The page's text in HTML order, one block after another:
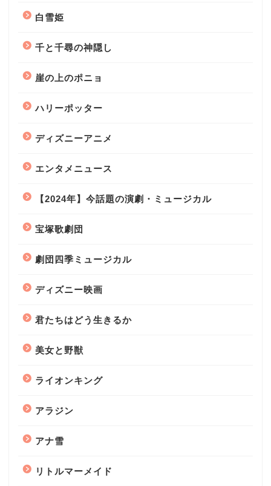
白雪姫
千と千尋の神隠し
崖の上のポニョ
ハリーポッター
ディズニーアニメ
エンタメニュース
【2024年】今話題の演劇・ミュージカル
宝塚歌劇団
劇団四季ミュージカル
ディズニー映画
君たちはどう生きるか
美女と野獣
ライオンキング
アラジン
アナ雪
リトルマーメイド